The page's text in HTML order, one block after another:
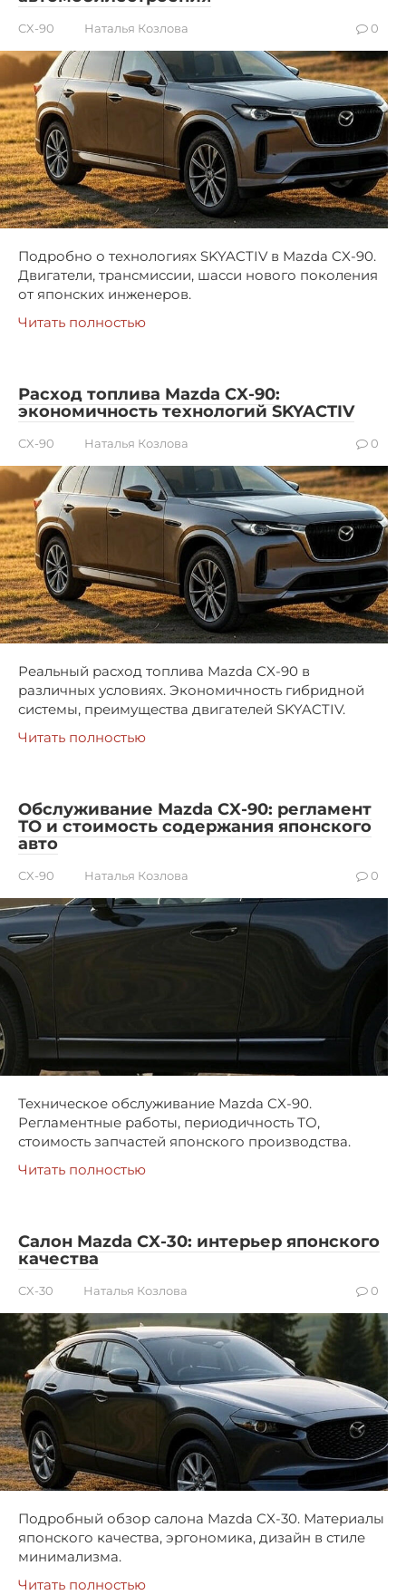
CX-90 Наталья Козлова 0
Подробно о технологиях SKYACTIV в Mazda CX-90.
Двигатели, трансмиссии, шасси нового поколения
от японских инженеров.
Читать полностью
Расход топлива Mazda CX-90:
экономичность технологий SKYACTIV
CX-90 Наталья Козлова 0
Реальный расход топлива Mazda CX-90 в
различных условиях. Экономичность гибридной
системы, преимущества двигателей SKYACTIV.
Читать полностью
Обслуживание Mazda CX-90: регламент
ТО и стоимость содержания японского
авто
CX-90 Наталья Козлова 0
Техническое обслуживание Mazda CX-90.
Регламентные работы, периодичность ТО,
стоимость запчастей японского производства.
Читать полностью
Салон Mazda CX-30: интерьер японского
качества
CX-30 Наталья Козлова 0
Подробный обзор салона Mazda CX-30. Материалы
японского качества, эргономика, дизайн в стиле
минимализма.
Читать полностью